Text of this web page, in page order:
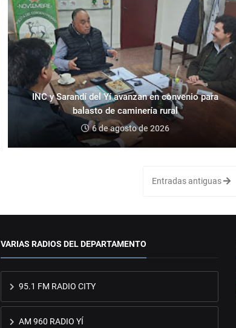
INC y Sarandí del Yí avanzan en convenio para
balasto de caminería rural
6 de agosto de 2026
Entradas antiguas
VARIAS RADIOS DEL DEPARTAMENTO
95.1 FM RADIO CITY
AM 960 RADIO YÍ